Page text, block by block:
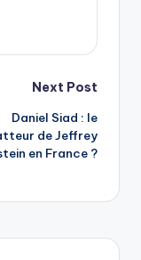
Next Post
Daniel Siad : le
de Jeffrey
en France ?